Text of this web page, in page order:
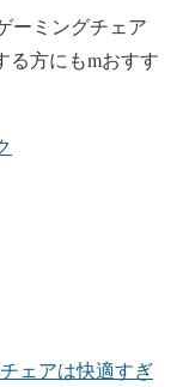
ーミングチェア
る方にもmおすす
ェアは快適すぎ